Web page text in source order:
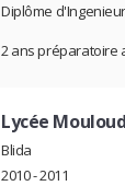
Diplôme d'Ingenieur
2 ans préparatoire
Lycée
Blida
2010 - 2011